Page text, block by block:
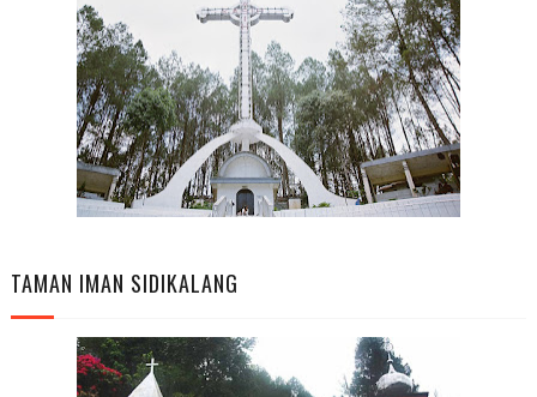
TAMAN IMAN SIDIKALANG